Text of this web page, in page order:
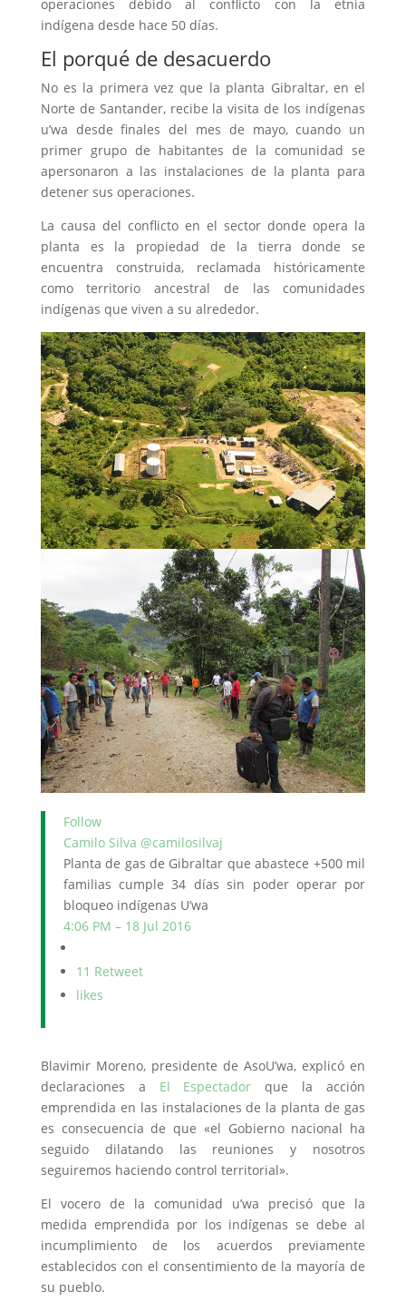
operaciones debido al conflicto con la etnia
indígena desde hace 50 días.
El porqué de desacuerdo
No es la primera vez que la planta Gibraltar, en el
Norte de Santander, recibe la visita de los indígenas
u’wa desde finales del mes de mayo, cuando un
primer grupo de habitantes de la comunidad se
apersonaron a las instalaciones de la planta para
detener sus operaciones.
La causa del conflicto en el sector donde opera la
planta es la propiedad de la tierra donde se
encuentra construida, reclamada históricamente
como territorio ancestral de las comunidades
indígenas que viven a su alrededor.
Follow
Camilo Silva @camilosilvaj
Planta de gas de Gibraltar que abastece +500 mil
familias cumple 34 días sin poder operar por
bloqueo indígenas U’wa
4:06 PM – 18 Jul 2016
1 1 Retweet
likes
Blavimir Moreno, presidente de AsoU’wa, explicó en
declaraciones a El Espectador que la acción
emprendida en las instalaciones de la planta de gas
es consecuencia de que «el Gobierno nacional ha
seguido dilatando las reuniones y nosotros
seguiremos haciendo control territorial».
El vocero de la comunidad u’wa precisó que la
medida emprendida por los indígenas se debe al
incumplimiento de los acuerdos previamente
establecidos con el consentimiento de la mayoría de
su pueblo.